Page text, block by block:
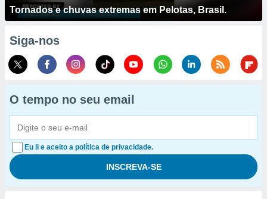
Tornados e chuvas extremas em Pelotas, Brasil.
Siga-nos
O tempo no seu email
Eu li e aceito a política de privacidade.